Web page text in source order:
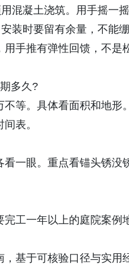
凝土浇筑。用手摇一摇
时要留有余量，不能绷
推有弹性回馈，不是松
多久?
。具体看面积和地形
表。
眼。重点看锚头锈没
一年以上的庭院案例
于可核验口径与实用